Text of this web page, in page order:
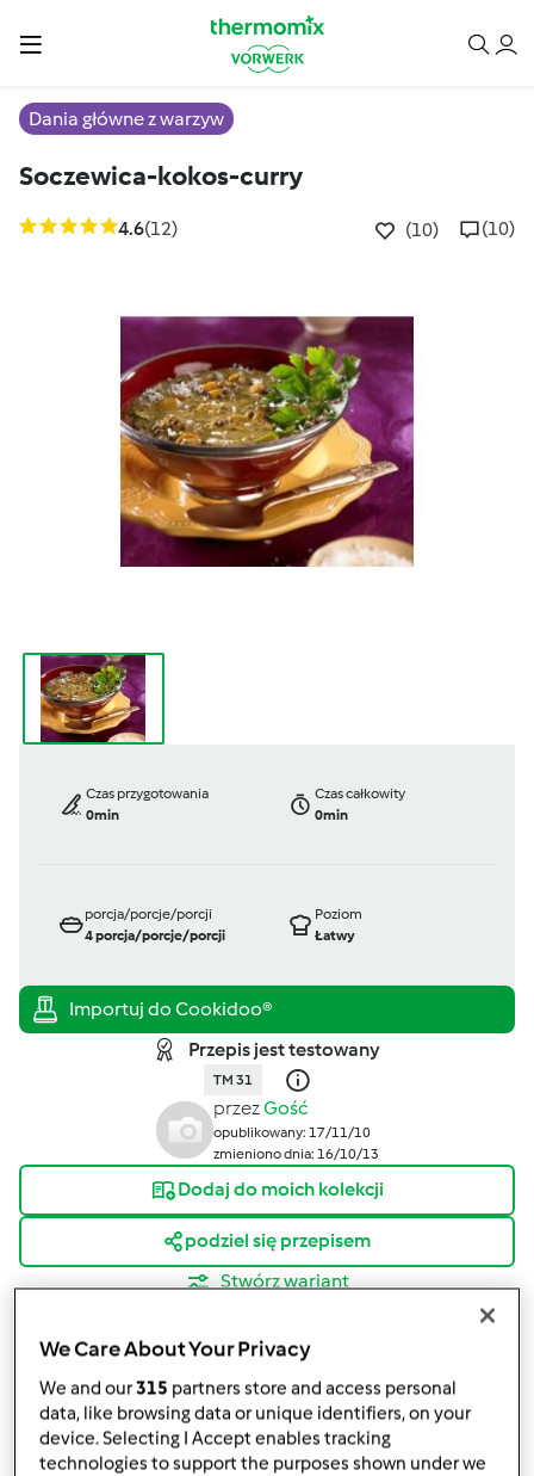
Dania główne z warzyw
Soczewica-kokos-curry
4.6(12) (10) (10)
Czas przygotowania
0min
Czas całkowity
0min
porcja/porcje/porcji
4porcja/porcje/porcji
Poziom
Łatwy
Przepis jest testowany
TM 31
przezGość
opublikowany: 17/11/10
zmieniono dnia: 16/10/13
Dodaj do moich kolekcji
podziel się przepisem
Stwórz wariant
Składniki
We Care About Your Privacy
We and our315 partners store and access personal
data, like browsing data or unique identifiers, on your
device. Selecting I Accept enables tracking
technologies to support the purposes shown under we